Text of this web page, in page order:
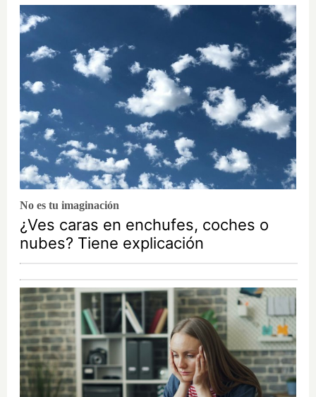
No es tu imaginación
¿Ves caras en enchufes, coches o
nubes? Tiene explicación